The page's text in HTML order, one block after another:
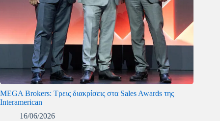
MEGA Brokers: Τρεις διακρίσεις στα Sales Awards της
Interamerican
16/06/2026